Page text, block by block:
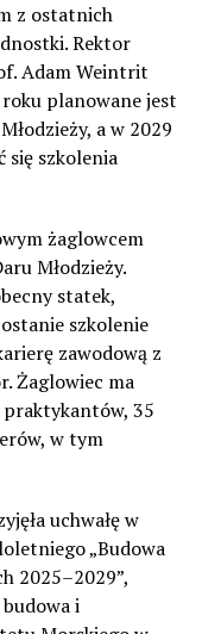
z ostatnich
Rektor
Adam Weintrit
roku planowane jest
a w 2029
się szkolenia
żaglowcem
Młodzieży.
statek,
szkolenie
zawodową z
Żaglowiec ma
praktykantów, 35
w tym
uchwałę w
„Budowa
2025–2029”,
i